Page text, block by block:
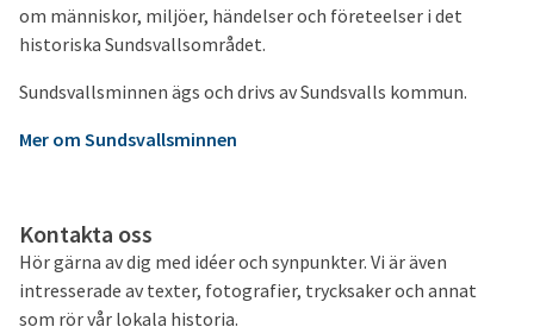
om människor, miljöer, händelser och företeelser i det
historiska Sundsvallsområdet.
Sundsvallsminnen ägs och drivs av Sundsvalls kommun.
Mer om Sundsvallsminnen
Kontakta oss
Hör gärna av dig med idéer och synpunkter. Vi är även
intresserade av texter, fotografier, trycksaker och annat
som rör vår lokala historia.